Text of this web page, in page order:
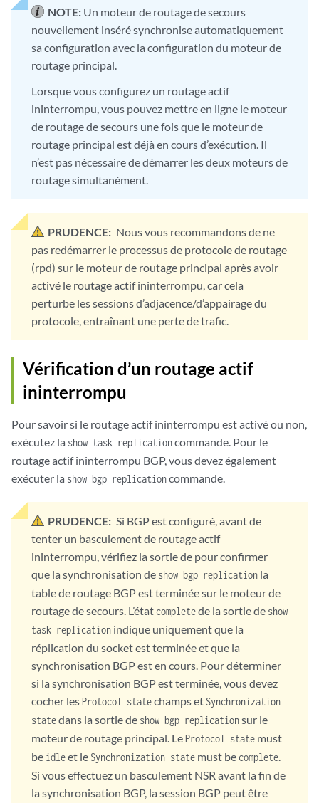
NOTE: Un moteur de routage de secours
nouvellement inséré synchronise automatiquement
sa configuration avec la configuration du moteur de
routage principal.
Lorsque vous configurez un routage actif
ininterrompu, vous pouvez mettre en ligne le moteur
de routage de secours une fois que le moteur de
routage principal est déjà en cours d’exécution. Il
n’est pas nécessaire de démarrer les deux moteurs de
routage simultanément.
PRUDENCE: Nous vous recommandons de ne
pas redémarrer le processus de protocole de routage
(rpd) sur le moteur de routage principal après avoir
activé le routage actif ininterrompu, car cela
perturbe les sessions d’adjacence/d’appairage du
protocole, entraînant une perte de trafic.
Vérification d’un routage actif
ininterrompu
Pour savoir si le routage actif ininterrompu est activé ou non,
exécutez la show task replicationcommande. Pour le
routage actif ininterrompu BGP, vous devez également
exécuter la show bgp replicationcommande.
PRUDENCE: Si BGP est configuré, avant de
tenter un basculement de routage actif
ininterrompu, vérifiez la sortie de pour confirmer
que la synchronisation de show bgp replication la
table de routage BGP est terminée sur le moteur de
routage de secours. L’état completede la sortie de show
task replication indique uniquement que la
réplication du socket est terminée et que la
synchronisation BGP est en cours. Pour déterminer
si la synchronisation BGP est terminée, vous devez
cocher lesProtocol statechamps et Synchronization
statedans la sortie de show bgp replicationsur le
moteur de routage principal. LeProtocol state must
be idleet le Synchronization state must be complete.
Si vous effectuez un basculement NSR avant la fin de
la synchronisation BGP, la session BGP peut être